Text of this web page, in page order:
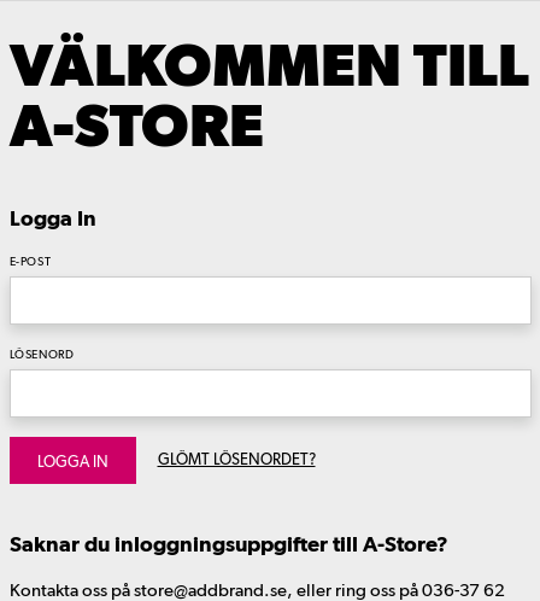
VÄLKOMMEN TILL
A-STORE
Logga In
E-POST
LÖSENORD
LOGGA IN GLÖMT LÖSENORDET?
Saknar du inloggningsuppgifter till A-Store?
Kontakta oss på store@addbrand.se, eller ring oss på 036-37 62